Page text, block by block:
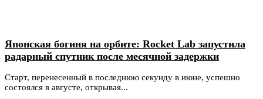
Японская богиня на орбите: Rocket Lab запустила
радарный спутник после месячной задержки
Старт, перенесенный в последнюю секунду в июне, успешно
состоялся в августе, открывая...